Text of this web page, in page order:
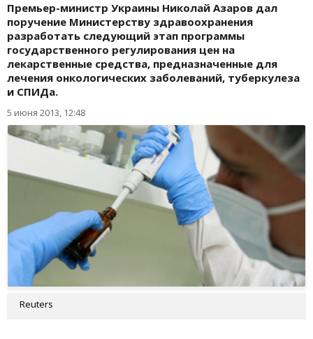
Премьер-министр Украины Николай Азаров дал
поручение Министерству здравоохранения
разработать следующий этап программы
государственного регулирования цен на
лекарственные средства, предназначенные для
лечения онкологических заболеваний, туберкулеза
и СПИДа.
5 июня 2013, 12:48
Reuters